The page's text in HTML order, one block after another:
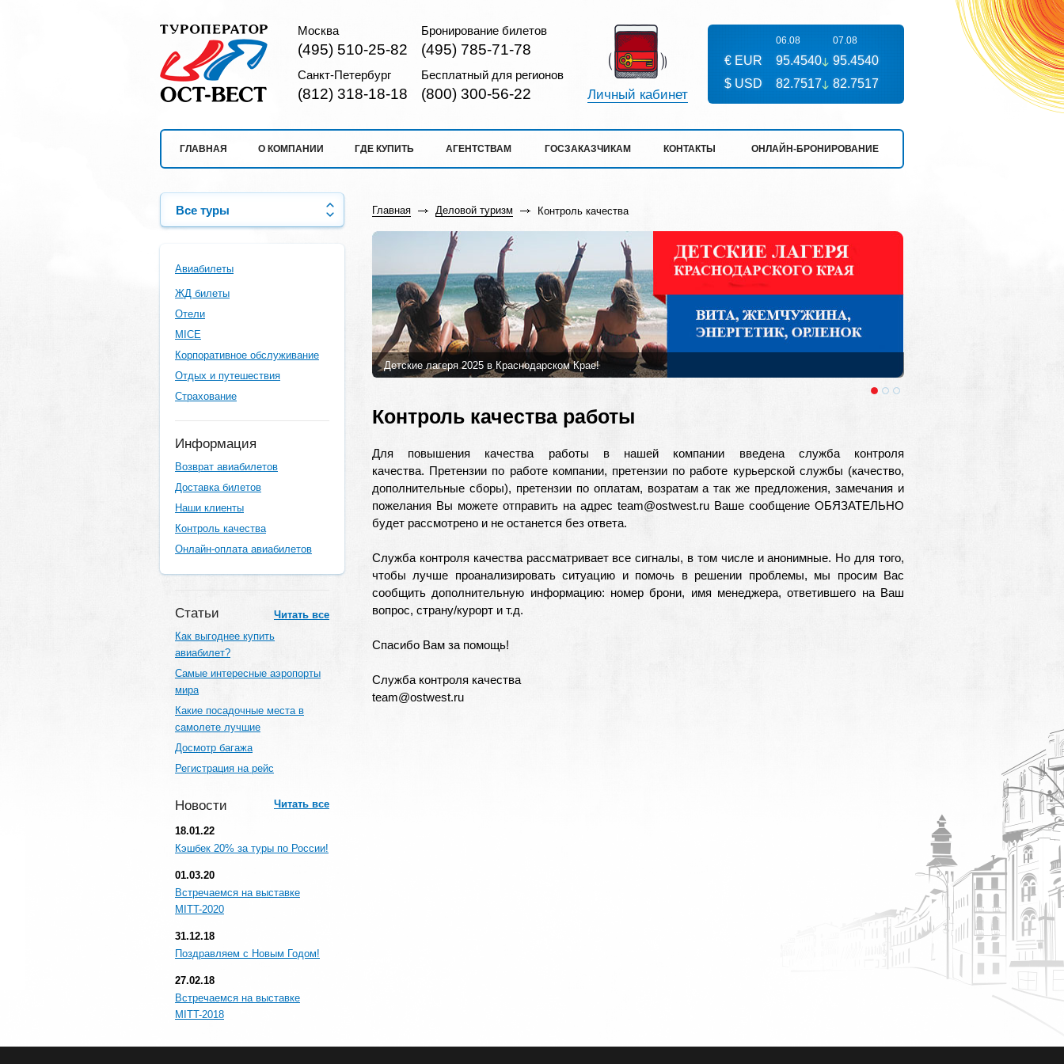
Москва
(495) 510-25-82
Бронирование билетов
(495) 785-71-78
Санкт-Петербург
(812) 318-18-18
Бесплатный для регионов
(800) 300-56-22 Личный кабинет
06.08 07.08
€ EUR 95.4540
95.4540
$ USD
82.7517 82.7517
ГЛАВНАЯ О КОМПАНИИ ГДЕ КУПИТЬ АГЕНТСТВАМ ГОСЗАКАЗЧИКАМ КОНТАКТЫ ОНЛАЙН-БРОНИРОВАНИЕ
Все туры
Авиабилеты
ЖД билеты
Отели
MICE
Корпоративное обслуживание
Отдых и путешествия
Страхование
Информация
Возврат авиабилетов
Доставка билетов
Наши клиенты
Контроль качества
Онлайн-оплата авиабилетов
Статьи
Читать все
Как выгоднее купить
авиабилет?
Самые интересные аэропорты
мира
Какие посадочные места в
самолете лучшие
Досмотр багажа
Регистрация на рейс
Новости Читать все
18.01.22
Кэшбек 20% за туры по России!
01.03.20
Встречаемся на выставке
MITT-2020
31.12.18
Поздравляем с Новым Годом!
27.02.18
Встречаемся на выставке
MITT-2018
Главная Деловой туризм Контроль качества
Детские лагеря 2025 в Краснодарском Крае!
Лучшие детские лагеря и программы в 2025 году в Краснодарском Крае. Выезды из Москвы и Санкт-
Контроль качества работы
Для повышения качества работы в нашей компании введена служба контроля
качества. Претензии по работе компании, претензии по работе курьерской службы (качество,
дополнительные сборы), претензии по оплатам, возратам а так же предложения, замечания и
пожелания Вы можете отправить на адрес team@ostwest.ru Ваше сообщение ОБЯЗАТЕЛЬНО
будет рассмотрено и не останется без ответа.
Служба контроля качества рассматривает все сигналы, в том числе и анонимные. Но для того,
чтобы лучше проанализировать ситуацию и помочь в решении проблемы, мы просим Вас
сообщить дополнительную информацию: номер брони, имя менеджера, ответившего на Ваш
вопрос, страну/курорт и т.д.
Спасибо Вам за помощь!
Служба контроля качества
team@ostwest.ru